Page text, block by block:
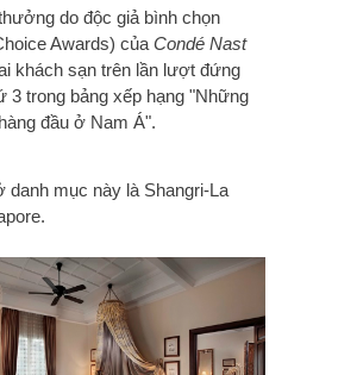
do độc giả bình chọn
Awards) của Condé Nast
khách sạn trên lần lượt đứng
3 trong bảng xếp hạng "Những
đầu ở Nam Á".
danh mục này là Shangri-La